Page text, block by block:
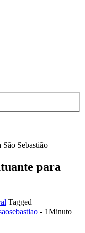
Sebastião
para
Tagged
- 1Minuto